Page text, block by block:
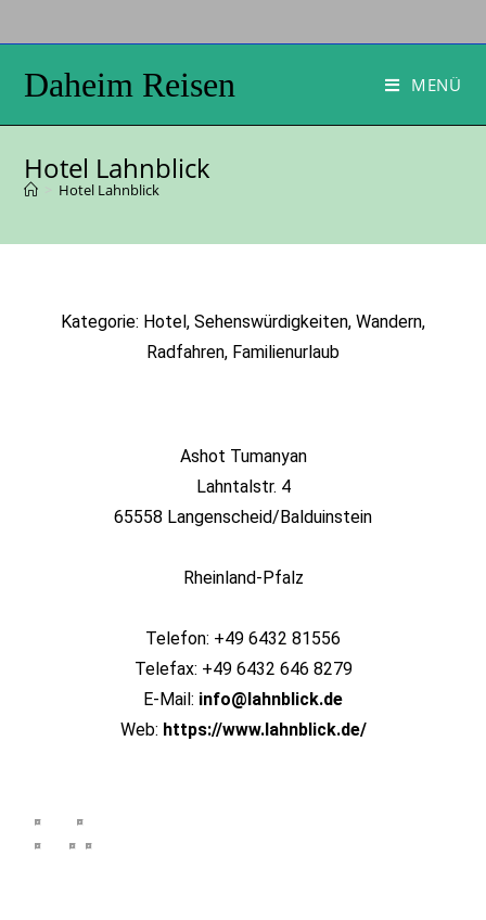
Daheim Reisen MENÜ
Hotel Lahnblick
Hotel Lahnblick
Kategorie: Hotel, Sehenswürdigkeiten, Wandern,
Radfahren, Familienurlaub
Ashot Tumanyan
Lahntalstr. 4
65558 Langenscheid/Balduinstein
Rheinland-Pfalz
Telefon: +49 6432 81556
Telefax: +49 6432 646 8279
E-Mail: info@lahnblick.de
Web: https://www.lahnblick.de/